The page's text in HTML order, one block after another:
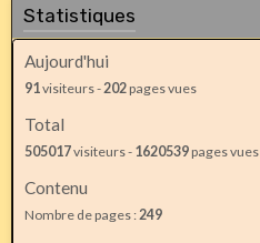
Statistiques
Aujourd'hui
91visiteurs -202pages vues
Total
505017visiteurs - 1620539pages vues
Contenu
Nombre de pages :249